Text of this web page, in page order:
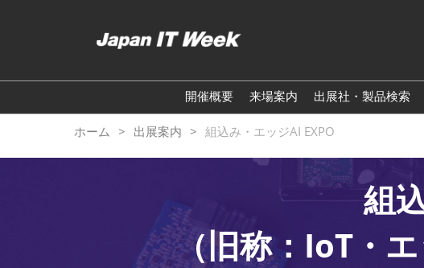
て
進
開催概要 来場案内 出展社・製品検索
ホーム 出展案内 組込み・エッジAI EXPO
組
（旧称：IoT・